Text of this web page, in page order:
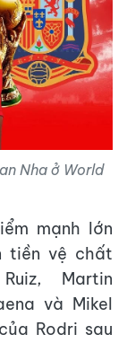
Nha ở World
mạnh lớn
tiền vệ chất
Martin
và Mikel
Rodri sau